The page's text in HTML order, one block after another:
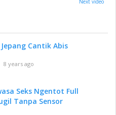
Next video
Cantik Abis
8 years ago
Seks Ngentot Full
Tanpa Sensor